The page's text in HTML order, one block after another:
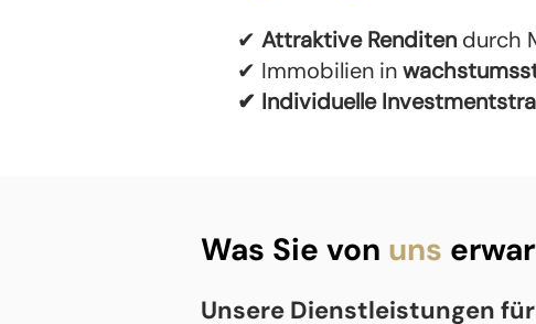
✔ Attraktive Renditen durch
✔ Immobilien in
✔ Individuelle
Was Sie von uns
Unsere Dienstleistungen